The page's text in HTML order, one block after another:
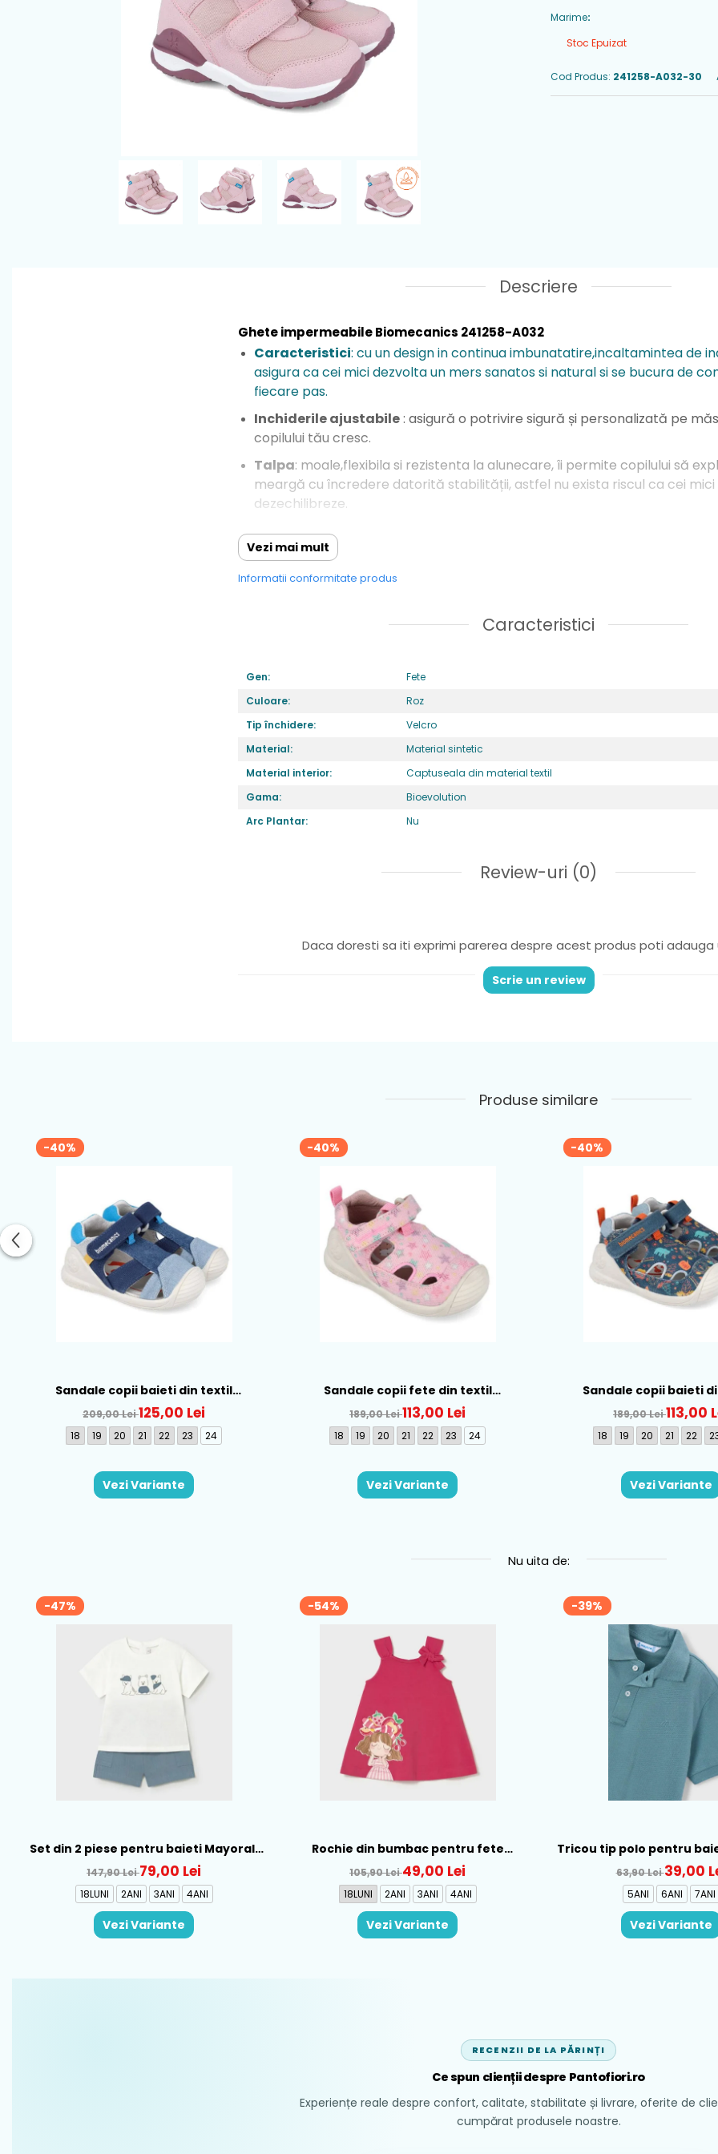
Marime:
Stoc Epuizat
Cod Produs: 241258-A032-30
Descriere
Ghete impermeabile Biomecanics 241258-A032
Caracteristici: cu un design in continua imbunatatire,incaltamintea de
asigura ca cei mici dezvolta un mers sanatos si natural si se bucura de
fiecare pas.
Inchiderile ajustabile: asigură o potrivire sigură și personalizată pe
copilului tău cresc.
Talpa: moale,flexibila si rezistenta la alunecare, îi permite copilului să
meargă cu încredere datorită stabilității, astfel nu exista riscul ca cei mici
dezechilibreze.
Fara arc plantar
Material: Material textil
Greutate: foarte usori ,potriviti pentru picior normal sau lat
Vezi mai mult
Informatii conformitate produs
Caracteristici
Gen:
Fete
Culoare:
Roz
Tip închidere:
Velcro
Material:
Material sintetic
Material interior:
Captuseala din material textil
Gama:
Bioevolution
Arc Plantar:
Nu
Review-uri (0)
Daca doresti sa iti exprimi parerea despre acest produs poti adauga
Scrie un review
Produse similare
-40%
Sandale copii baieti din textil
Biomecanics, Albastru - 262186-A008
209,00 Lei125,00 Lei
18 19 20 21 22 23 24
Vezi Variante
-40%
Sandale copii fete din textil
Biomecanics, Roz - 262177-A032
189,00 Lei113,00 Lei
18 19 20 21 22 23 24
Vezi Variante
-40%
Sandale copii baieti
Biomecanics, Albastru -
189,00 Lei113,00
18 19 20 21 22
Vezi Variante
Nu uita de:
-47%
Set din 2 piese pentru baieti Mayoral,
Alb-Albastru - 1665-31
147,90 Lei79,00 Lei
18LUNI 2ANI 3ANI 4ANI
Vezi Variante
-54%
Rochie din bumbac pentru fete
Mayoral, Rosu - 1930-069
105,90 Lei49,00 Lei
18LUNI 2ANI 3ANI 4ANI
Vezi Variante
-39%
Tricou tip polo pentru
Verde - 150-12
63,90 Lei39,00
5ANI 6ANI 7ANI
Vezi Variante
RECENZII DE LA PĂRINȚI
Ce spun clienții despre Pantofiori.ro
Experiențe reale despre confort, calitate, stabilitate și livrare, oferite de
cumpărat produsele noastre.